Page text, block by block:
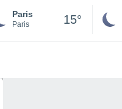
Paris
Paris 15°